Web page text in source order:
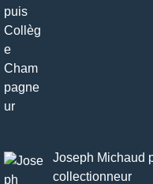
Joseph Michaud
collectionneur